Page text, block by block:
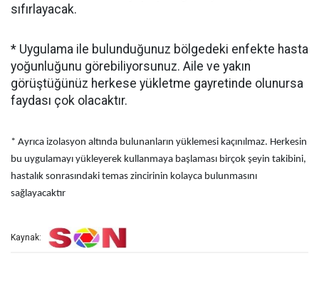
sıfırlayacak.
* Uygulama ile bulunduğunuz bölgedeki enfekte hasta
yoğunluğunu görebiliyorsunuz. Aile ve yakın
görüştüğünüz herkese yükletme gayretinde olunursa
faydası çok olacaktır.
* Ayrıca izolasyon altında bulunanların yüklemesi kaçınılmaz. Herkesin
bu uygulamayı yükleyerek kullanmaya başlaması birçok şeyin takibini,
hastalık sonrasındaki temas zincirinin kolayca bulunmasını
sağlayacaktır
Kaynak: